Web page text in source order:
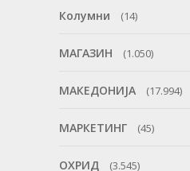
Колумни (14)
МАГАЗИН (1.050)
МАКЕДОНИЈА (17.994)
МАРКЕТИНГ (45)
ОХРИД (3.545)